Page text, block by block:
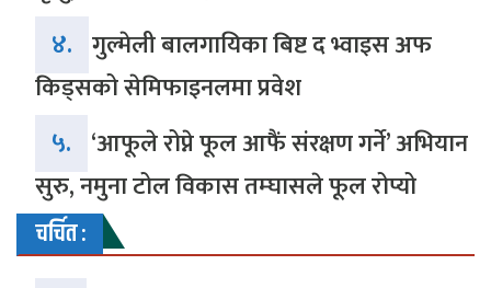
४. गुल्मेली बालगायिका बिष्ट द भ्वाइस अफ
किड्सको सेमिफाइनलमा प्रवेश
५. ‘आफूले रोप्ने फूल आफैं संरक्षण गर्ने’ अभियान
सुरु, नमुना टोल विकास तम्घासले फूल रोप्यो
चर्चित :